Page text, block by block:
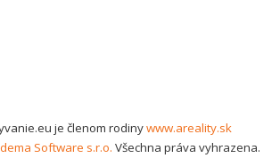
je členom rodinywww.areality.sk
Software s.r.o. Všechna práva vyhrazena.